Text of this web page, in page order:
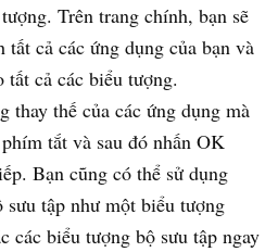
Trên trang chính, bạn sẽ
tất cả các ứng dụng của bạn và
tất cả các biểu tượng.
thay thế của các ứng dụng mà
tắt và sau đó nhấn OK
Bạn cũng có thể sử dụng
tập như một biểu tượng
các biểu tượng bộ sưu tập ngay